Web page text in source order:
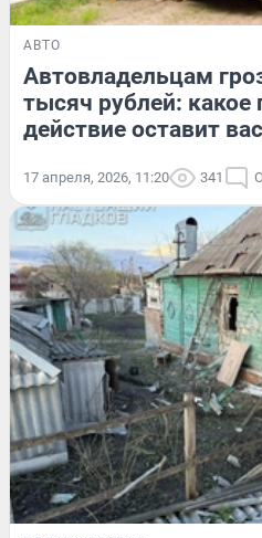
АВТО
Автовладельцам
тысяч рублей: какое
действие оставит
17 апреля, 2026, 11:20 341